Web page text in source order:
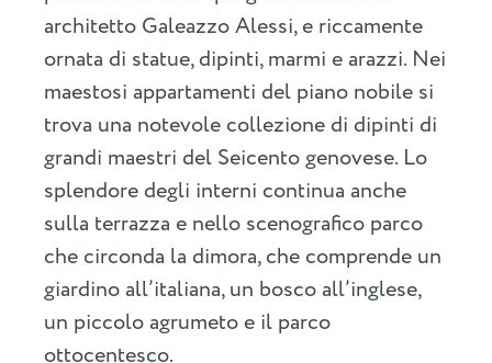
architetto Galeazzo Alessi, e riccamente
ornata di statue, dipinti, marmi e arazzi. Nei
maestosi appartamenti del piano nobile si
trova una notevole collezione di dipinti di
grandi maestri del Seicento genovese. Lo
splendore degli interni continua anche
sulla terrazza e nello scenografico parco
che circonda la dimora, che comprende un
giardino all’italiana, un bosco all’inglese,
un piccolo agrumeto e il parco
ottocentesco.